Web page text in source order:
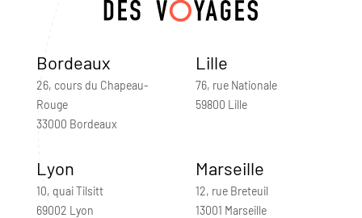
Bordeaux
26, cours du Chapeau-
Rouge
33000 Bordeaux
Lille
76, rue Nationale
59800 Lille
Lyon
10, quai Tilsitt
69002 Lyon
Marseille
12, rue Breteuil
13001 Marseille